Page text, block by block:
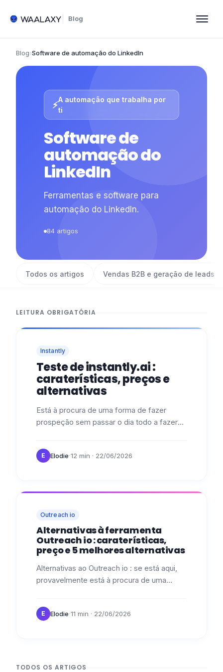
Blog
Blog›Software de automação do LinkedIn
⚡A automação que trabalha por
ti
Software de
automação do
LinkedIn
Ferramentas e software para
automação do LinkedIn.
84 artigos
Todos os artigos Vendas B2B e geração de leads
LEITURA OBRIGATÓRIA
Instantly
Teste de instantly.ai :
caraterísticas, preços e
alternativas
Está à procura de uma forma de fazer
prospeção sem passar o dia todo a fazer
automação ?…
E Elodie·12 min · 22/06/2026
Outreach io
Alternativas à ferramenta
Outreach io : caraterísticas,
preço e 5 melhores alternativas
Alternativas ao Outreach io : se está aqui,
provavelmente está à procura de uma
E Elodie·11 min · 22/06/2026
TODOS OS ARTIGOS